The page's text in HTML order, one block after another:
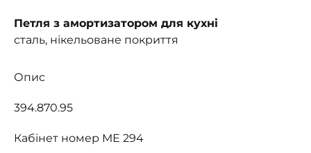
Петля з амортизатором для кухні
сталь, нікельоване покриття
Опис
394.870.95
Кабінет номер МЕ 294